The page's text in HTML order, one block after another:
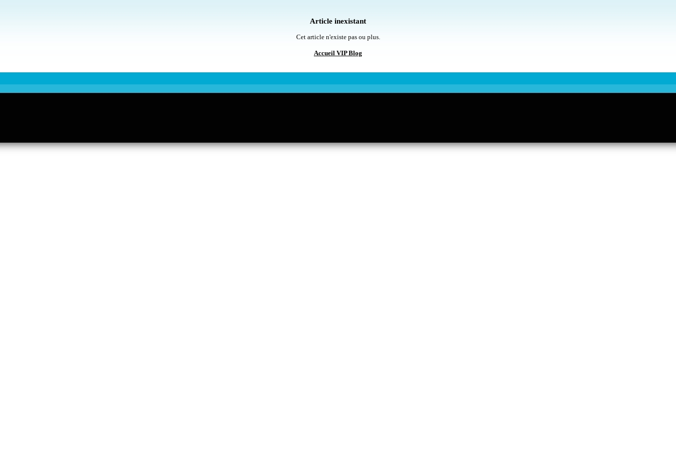
Article inexistant
Cet article n'existe pas ou plus.
Accueil VIP Blog